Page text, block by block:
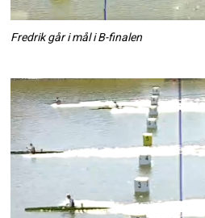
Fredrik går i mål i B-finalen